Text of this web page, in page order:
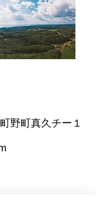
野町真久チー１